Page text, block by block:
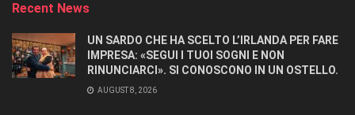
Recent News
UN SARDO CHE HA SCELTO L’IRLANDA PER FARE
IMPRESA: «SEGUI I TUOI SOGNI E NON
RINUNCIARCI». SI CONOSCONO IN UN OSTELLO.
AUGUST 8, 2026